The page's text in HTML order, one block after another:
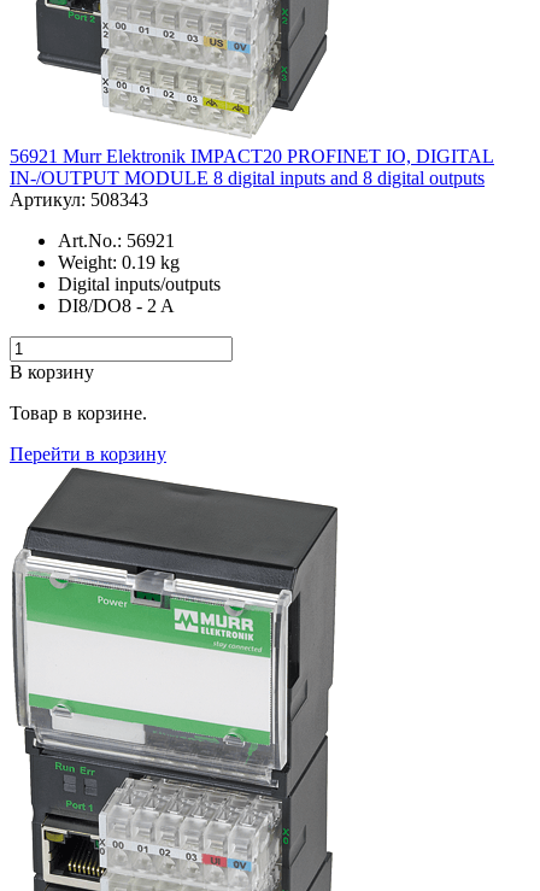
56921 Murr Elektronik IMPACT20 PROFINET IO, DIGITAL
IN-/OUTPUT MODULE 8 digital inputs and 8 digital outputs
Артикул: 508343
Art.No.: 56921
Weight: 0.19 kg
Digital inputs/outputs
DI8/DO8 - 2 A
В корзину
Товар в корзине.
Перейти в корзину